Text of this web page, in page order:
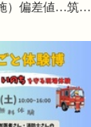
）偏差値…筑駒
PR＞